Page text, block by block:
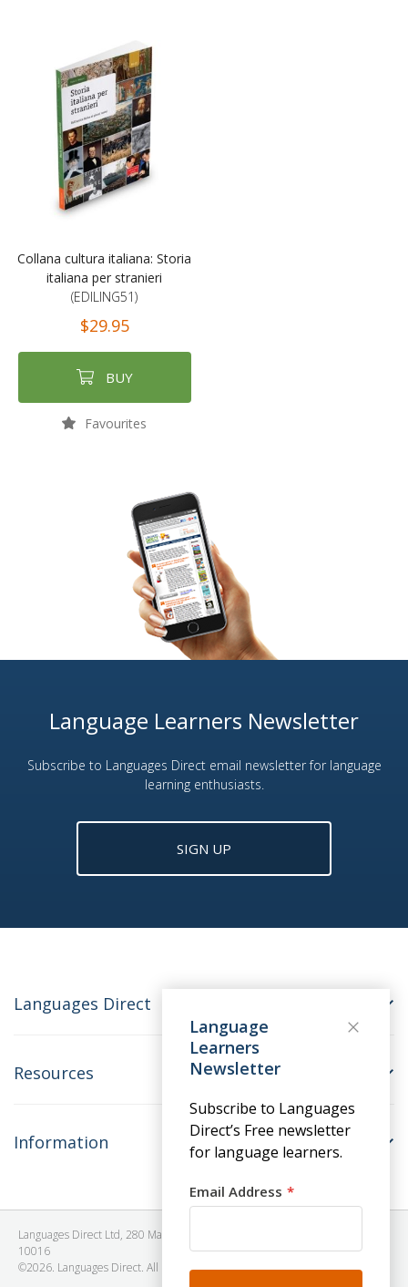
Collana cultura italiana: Storia
italiana per stranieri
(EDILING51)
$29.95
BUY
Favourites
Language Learners Newsletter
Subscribe to Languages Direct email newsletter for language
learning enthusiasts.
SIGN UP
Languages Direct
Resources
Information
Languages Direct Ltd, 280 Madison Avenue, #912 - 9th Floor, New York, NY
10016
©2026. Languages Direct. All Rights Reserved. Company No: 06615930.
Language
Learners
Newsletter
Subscribe to Languages
Direct’s Free newsletter
for language learners.
Email Address